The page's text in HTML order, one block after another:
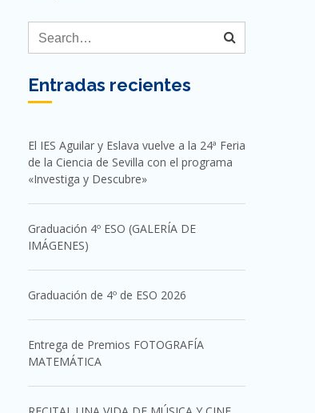
Entradas recientes
El IES Aguilar y Eslava vuelve a la 24ª Feria
de la Ciencia de Sevilla con el programa
«Investiga y Descubre»
Graduación 4º ESO (GALERÍA DE
IMÁGENES)
Graduación de 4º de ESO 2026
Entrega de Premios FOTOGRAFÍA
MATEMÁTICA